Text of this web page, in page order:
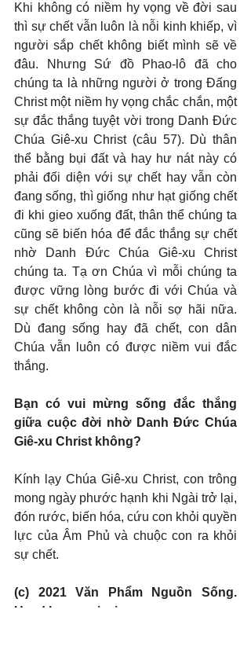
Khi không có niềm hy vọng về đời sau
thì sự chết vẫn luôn là nỗi kinh khiếp, vì
người sắp chết không biết mình sẽ về
đâu. Nhưng Sứ đồ Phao-lô đã cho
chúng ta là những người ở trong Đấng
Christ một niềm hy vọng chắc chắn, một
sự đắc thắng tuyệt vời trong Danh Đức
Chúa Giê-xu Christ (câu 57). Dù thân
thể bằng bụi đất và hay hư nát này có
phải đối diện với sự chết hay vẫn còn
đang sống, thì giống như hạt giống chết
đi khi gieo xuống đất, thân thể chúng ta
cũng sẽ biến hóa để đắc thắng sự chết
nhờ Danh Đức Chúa Giê-xu Christ
chúng ta. Tạ ơn Chúa vì mỗi chúng ta
được vững lòng bước đi với Chúa và
sự chết không còn là nỗi sợ hãi nữa.
Dù đang sống hay đã chết, con dân
Chúa vẫn luôn có được niềm vui đắc
thắng.
Bạn có vui mừng sống đắc thắng
giữa cuộc đời nhờ Danh Đức Chúa
Giê-xu Christ không?
Kính lạy Chúa Giê-xu Christ, con trông
mong ngày phước hạnh khi Ngài trở lại,
đón rước, biến hóa, cứu con khỏi quyền
lực của Âm Phủ và chuộc con ra khỏi
sự chết.
(c) 2021 Văn Phẩm Nguồn Sống.
Used by permission.